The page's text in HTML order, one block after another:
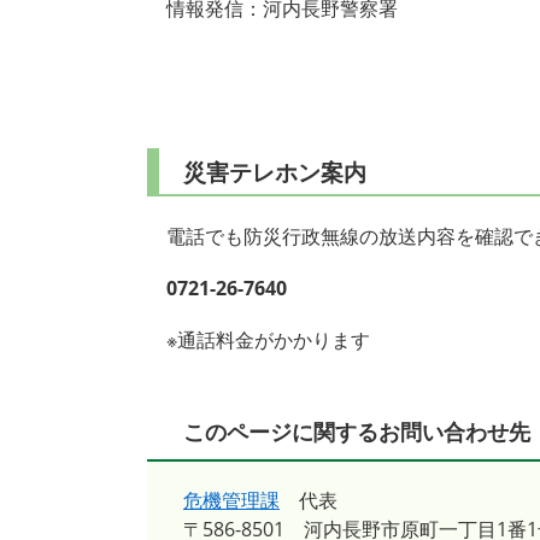
情報発信：河内長野警察署
災害テレホン案内
電話でも防災行政無線の放送内容を確認で
0721-26-7640
※通話料金がかかります
このページに関するお問い合わせ先
危機管理課
代表
〒586-8501
河内長野市原町一丁目1番